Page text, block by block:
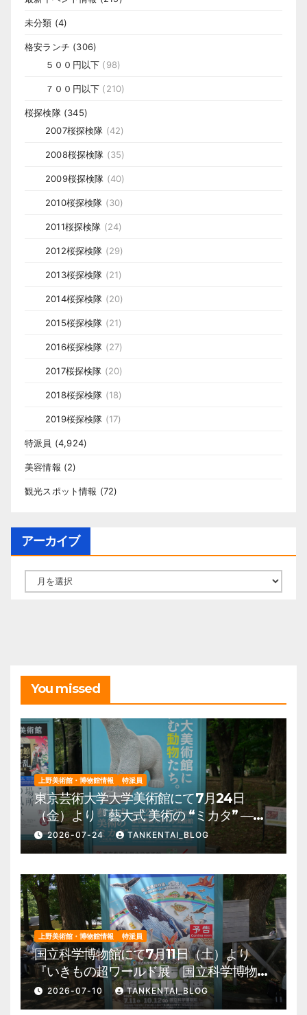
未分類 (4)
格安ランチ (306)
５００円以下 (98)
７００円以下 (210)
桜探検隊(345)
2007桜探検隊 (42)
2008桜探検隊 (35)
2009桜探検隊 (40)
2010桜探検隊 (30)
2011桜探検隊 (24)
2012桜探検隊 (29)
2013桜探検隊 (21)
2014桜探検隊 (20)
2015桜探検隊 (21)
2016桜探検隊 (27)
2017桜探検隊 (20)
2018桜探検隊 (18)
2019桜探検隊 (17)
特派員 (4,924)
美容情報 (2)
観光スポット情報 (72)
アーカイブ
ー
You missed
上野美術館・博物館情報 特派員
東京芸術大学大学美術館にて7月24日
（金）より『藝大式 美術の “ミカタ” ―こ
の夏、藝大生になる―』を開催。 上野公
園 美術館・博物館 混雑情報他
2026-07-24 TANKENTAI_BLOG
上野美術館・博物館情報 特派員
国立科学博物館にて7月11日（土）より
『いきもの超ワールド展 国立科学博物館
×ダーウィンが来た！』を開催。 上野公
園 美術館・博物館 混雑情報他
2026-07-10 TANKENTAI_BLOG